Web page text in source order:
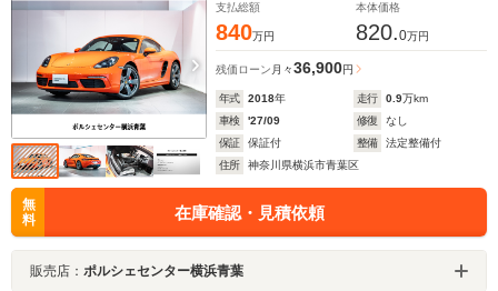
支払総額
840万円
本体価格
820.0万円
残価ローン 月々36,900円
年式 2018年 走行 0.9万km
車検
'27/09 修復
なし
保証
保証付 整備
法定整備付
住所
神奈川県横浜市青葉区
無
料
在庫確認・見積依頼
販売店： ポルシェセンター横浜青葉